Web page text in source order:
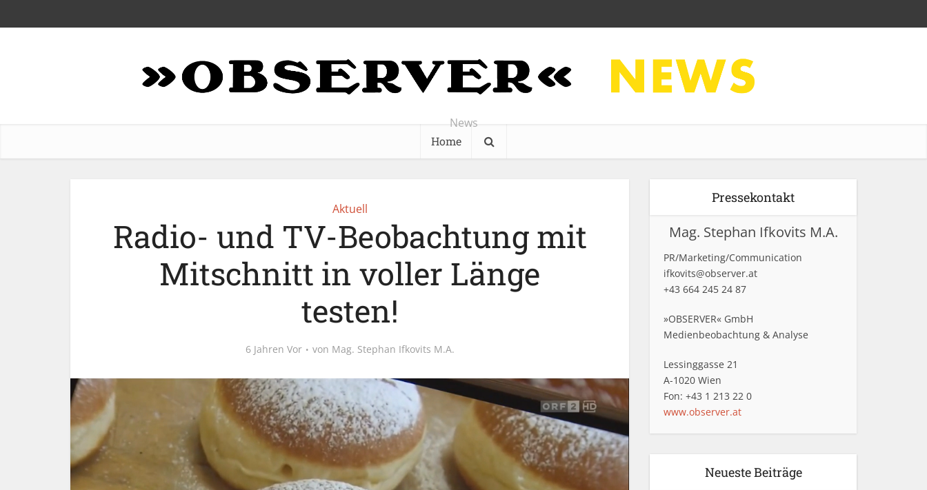
News
Home
Aktuell
Radio- und TV-Beobachtung mit
Mitschnitt in voller Länge
testen!
6 Jahren Vor von Mag. Stephan Ifkovits M.A.
Pressekontakt
Mag. Stephan Ifkovits M.A.
PR/Marketing/Communication
ifkovits@observer.at
+43 664 245 24 87
»OBSERVER« GmbH
Medienbeobachtung & Analyse
Lessinggasse 21
A-1020 Wien
Fon: +43 1 213 22 0
www.observer.at
Neueste Beiträge